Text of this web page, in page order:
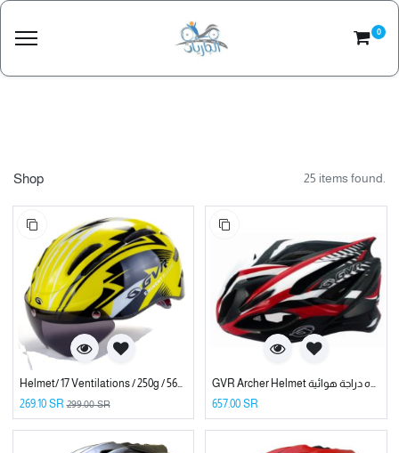
0
Shop 25 items found.
Helmet/ 17 Ventilations / 250g / 56~61cm / Black Yellow/ with Glasses خوذه دراجة هوائية ماركه جيفيار
269.10SR 299.00SR
GVR Archer Helmet خوذه دراجة هوائية
657.00 SR